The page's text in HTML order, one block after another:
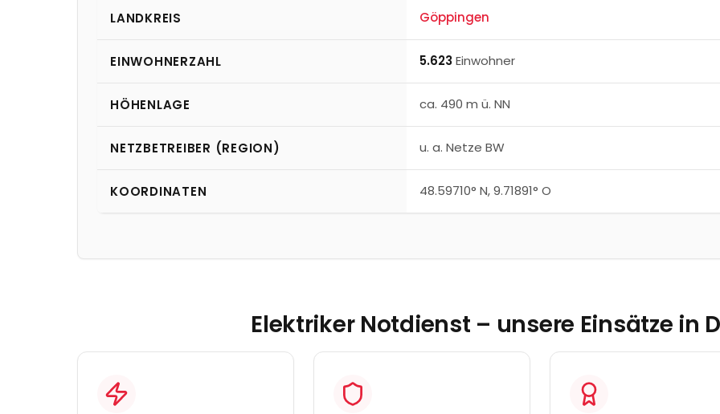
LANDKREIS Göppingen
EINWOHNERZAHL 5.623 Einwohner
HÖHENLAGE ca. 490 m ü. NN
NETZBETREIBER (REGION) u. a. Netze BW
KOORDINATEN 48.59710° N,9.71891° O
Elektriker Notdienst – unsere Einsätze in